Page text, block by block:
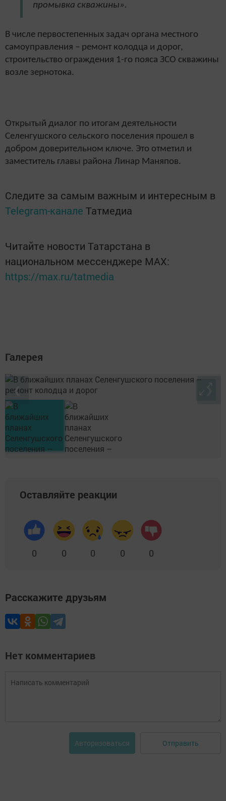
промывка скважины».
В числе первостепенных задач органа местного
самоуправления – ремонт колодца и дорог,
строительство ограждения 1-го пояса ЗСО скважины
возле зернотока.
Открытый диалог по итогам деятельности
Селенгушского сельского поселения прошел в
добром доверительном ключе. Это отметил и
заместитель главы района Линар Маняпов.
Следите за самым важным и интересным в
Telegram-канале Татмедиа
Читайте новости Татарстана в
национальном мессенджере MАХ:
https://max.ru/tatmedia
Галерея
❮ ❯
Оставляйте реакции
0 0 0 0 0
Расскажите друзьям
Нет комментариев
Авторизоваться Отправить